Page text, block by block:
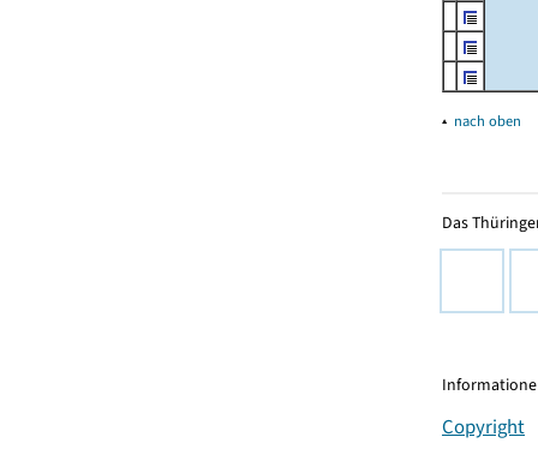
▴ nach oben
Das
Copyright